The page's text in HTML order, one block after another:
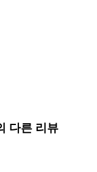
다른 리뷰